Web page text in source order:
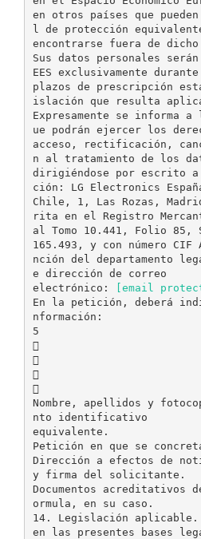
en otros países que
l de protección
encontrarse fuera de
Sus datos personales
EES exclusivamente
plazos de prescripción
islación que resulta
Expresamente se informa
ue podrán ejercer los
acceso, rectificación,
n al tratamiento de los
dirigiéndose por escrito
ción: LG Electronics
Chile, 1, Las Rozas,
rita en el Registro
al Tomo 10.441, Folio 85,
165.493, y con número CIF
nción del departamento
e dirección de correo
electrónico:
[email
En la petición, deberá
nformación:
5




Nombre, apellidos y
nto identificativo
equivalente.
Petición en que se
Dirección a efectos de
y firma del solicitante.
Documentos acreditativos
ormula, en su caso.
14. Legislación aplicable.
en las presentes bases